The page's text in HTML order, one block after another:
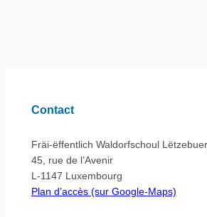
Contact
Fräi-ëffentlich Waldorfschoul
45, rue de l’Avenir
L-1147 Luxembourg
Plan d’accès (sur Google-Maps)